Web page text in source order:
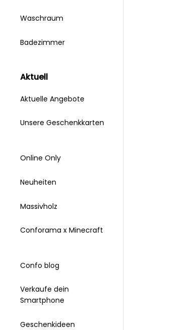
Waschraum
Badezimmer
aktuell
Aktuelle Angebote
Unsere Geschenkkarten
Online Only
Neuheiten
Massivholz
Conforama x Minecraft
Confo blog
Verkaufe dein
Smartphone
Geschenkideen